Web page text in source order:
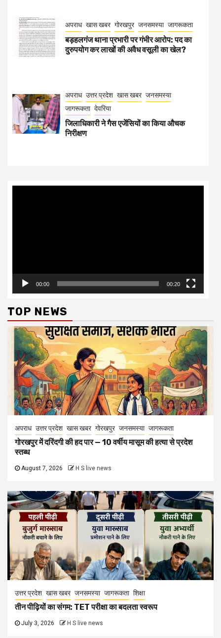
अपराध खास खबर गोरखपुर जनसमस्या जागरूकता
बड़हलगंज थाना प्रभारी पर गंभीर आरोप: पद का
दुरुपयोग कर लाखों की अवैध वसूली का खेल?
अपराध उत्तर प्रदेश खास खबर जनसमस्या
जागरूकता देवरिया
जिलाधिकारी ने गैस एजेंसियों का किया औचक
निरीक्षण
00:00 00:20
TOP NEWS
अपराध उत्तर प्रदेश खास खबर गोरखपुर जनसमस्या जागरूकता
गोरखपुर में दरिंदगी की हद पार — 10 वर्षीय मासूम की हत्या से प्रदेश
स्तब्ध
August 7, 2026 H S live news
उत्तर प्रदेश खास खबर जनसमस्या जागरूकता शिक्षा
तीन पीढ़ियों का संगम: TET परीक्षा का बदलता स्वरूप
July 3, 2026 H S live news